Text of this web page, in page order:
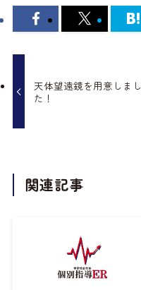
天体望遠鏡を用意しまし
た！
関連記事